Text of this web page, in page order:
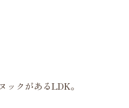
ックがあるLDK。